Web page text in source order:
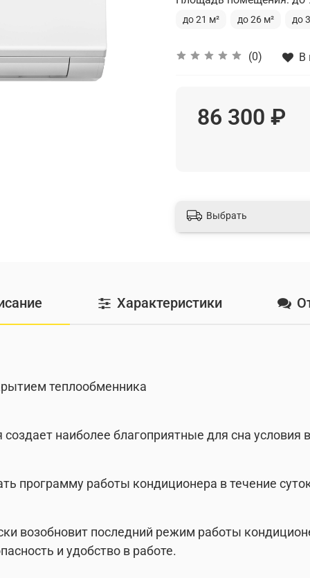
до 21 м² до 26 м² до
(0) В
86 300 ₽
Выбрать
Характеристики
теплообменника
наиболее благоприятные для сна условия
программу работы кондиционера в течение
возобновит последний режим работы
и удобство в работе.